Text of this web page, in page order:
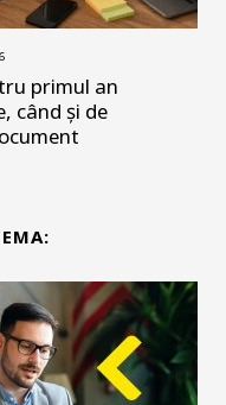
primul an
când și de